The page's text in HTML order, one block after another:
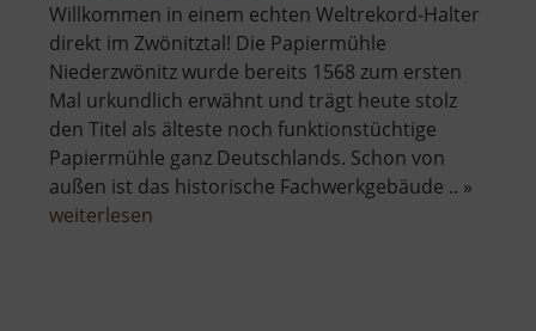
Willkommen in einem echten Weltrekord-Halter
direkt im Zwönitztal! Die Papiermühle
Niederzwönitz wurde bereits 1568 zum ersten
Mal urkundlich erwähnt und trägt heute stolz
den Titel als älteste noch funktionstüchtige
Papiermühle ganz Deutschlands. Schon von
außen ist das historische Fachwerkgebäude .. »
weiterlesen